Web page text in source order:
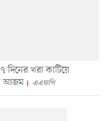
দিনের খরা কাটিয়ে
আজম
এএফপি